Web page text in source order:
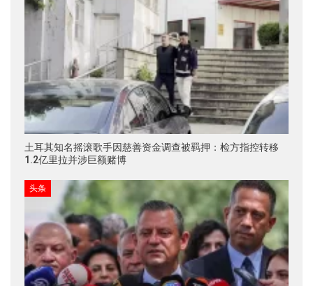
土耳其知名摇滚歌手因慈善资金调查被羁押：检方指控转移
1.2亿里拉并涉巨额赌博
头条